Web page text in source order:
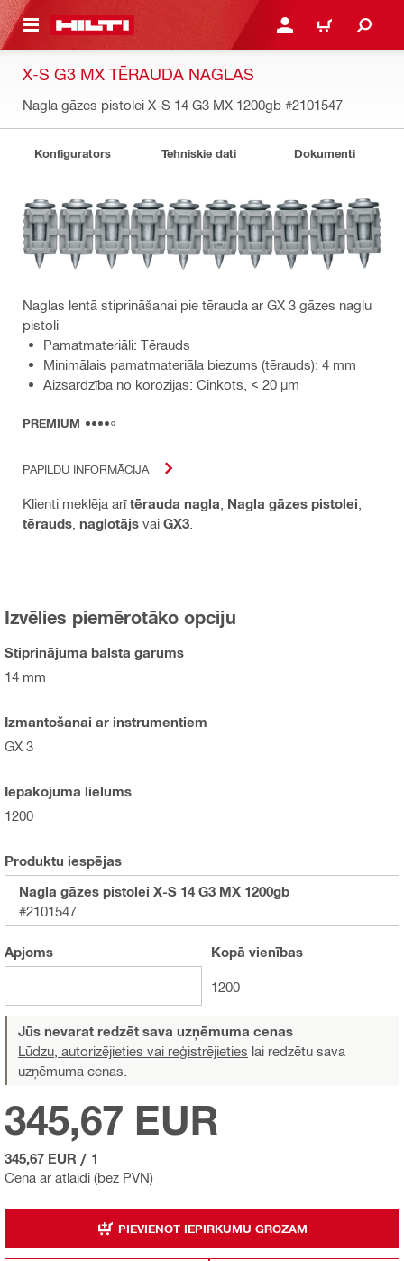
SATURU PIESLĒGTIES VAI
IEPIRKŠANĀS
X-S G3 MX TĒRAUDA NAGLAS
Nagla gāzes pistolei X-S 14 G3 MX 1200gb #2101547
Konfigurators Tehniskie dati Dokumenti
Naglas lentā stiprināšanai pie tērauda ar GX 3 gāzes naglu
pistoli
Pamatmateriāli: Tērauds
Minimālais pamatmateriāla biezums (tērauds): 4 mm
Aizsardzība no korozijas: Cinkots, < 20 µm
PREMIUM
PAPILDU INFORMĀCIJA
Klienti meklēja arītērauda nagla Nagla gāzes pistolei
tērauds naglotājs vai GX3
Izvēlies piemērotāko opciju
Stiprinājuma balsta garums
14 mm
Izmantošanai ar instrumentiem
GX 3
Iepakojuma lielums
1200
Produktu iespējas
Nagla gāzes pistolei X-S 14 G3 MX 1200gb
#2101547
Apjoms Kopā vienības
1200
Jūs nevarat redzēt sava uzņēmuma cenas
Lūdzu, autorizējieties vai reģistrējieties lai redzētu sava
uzņēmuma cenas.
Cena ar atlaidi (bez PVN)
345,67 EUR
345,67 EUR / 1
PIEVIENOT IEPIRKUMU GROZAM